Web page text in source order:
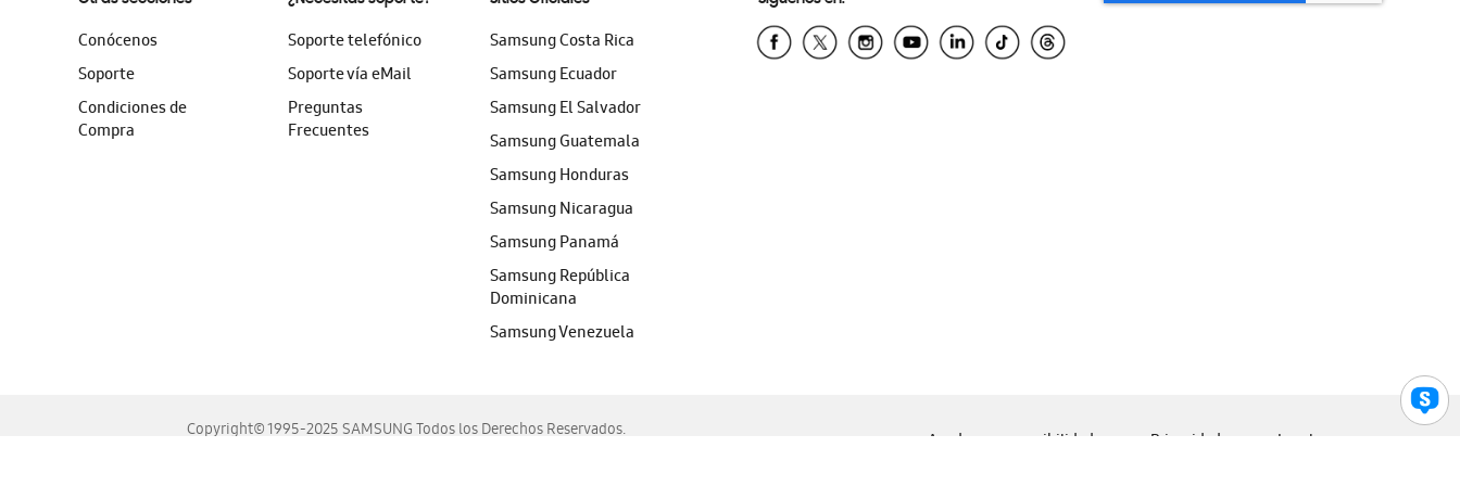
Conócenos
Soporte
Condiciones de
Compra
Soporte telefónico
Soporte vía eMail
Preguntas
Frecuentes
Samsung Costa Rica
Samsung Ecuador
Samsung El Salvador
Samsung Guatemala
Samsung Honduras
Samsung Nicaragua
Samsung Panamá
Samsung República
Dominicana
Samsung Venezuela
Copyright© 1995-2025 SAMSUNG Todos los Derechos Reservados.
Ayuda para accesibilidad Privacidad Legal